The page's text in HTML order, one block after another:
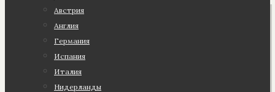
Австрия
Англия
Германия
Испания
Италия
Нидерланды